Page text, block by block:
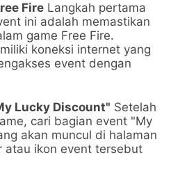
Fire Langkah pertama
ini adalah memastikan
game Free Fire.
koneksi internet yang
event dengan
Lucky Discount" Setelah
cari bagian event "My
akan muncul di halaman
atau ikon event tersebut